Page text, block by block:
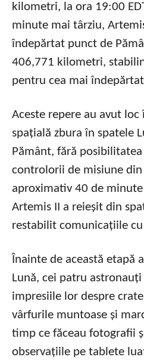
kilometri, la ora 19:00
minute mai târziu,
îndepărtat punct de
406,771 kilometri,
pentru cea mai
Aceste repere au avut loc
spațială zbura în spatele
Pământ, fără
controlorii de misiune din
aproximativ 40 de
Artemis II a reieșit din
restabilit comunicațiile
Înainte de această etapă
Lună, cei patru
impresiile lor despre
vârfurile muntoase și
timp ce făceau fotografii
observațiile pe tablete